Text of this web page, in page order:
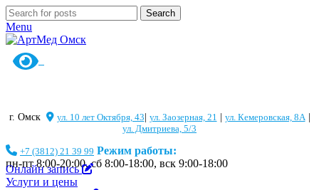
Search
Menu
г. Омск ул. 10 лет Октября, 43 ул. Заозерная, 21 ул. Кемеровская, 8А|
ул. Дмитриева, 5/3
+7 (3812) 21 39 99 Режим работы:
пн-пт 8:00-20:00, сб 8:00-18:00, вск 9:00-18:00
Онлайн запись
Услуги и цены